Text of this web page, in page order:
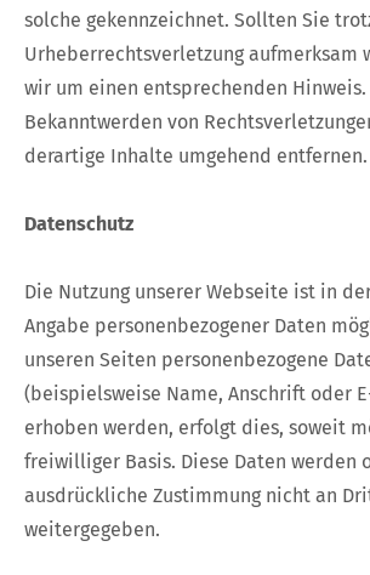
solche gekennzeichnet. Sollten Sie
Urheberrechtsverletzung aufmerksam
wir um einen entsprechenden Hinweis.
Bekanntwerden von
derartige Inhalte umgehend entfernen.
Datenschutz
Die Nutzung unserer Webseite ist in
Angabe personenbezogener Daten
unseren Seiten personenbezogene
(beispielsweise Name, Anschrift oder
erhoben werden, erfolgt dies, soweit
freiwilliger Basis. Diese Daten werden
ausdrückliche Zustimmung nicht an
weitergegeben.